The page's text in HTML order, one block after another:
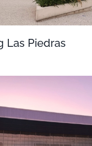
Shopping Las Piedras
Las Piedras